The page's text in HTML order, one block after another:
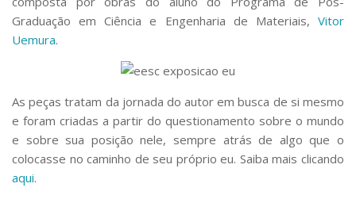
Linhas de Pesquisa
Centros, Núcleos e Projetos em Rede
Pós-doutorado
Iniciação Científica
Transferência de Tecnologia
Empresas Juniores
Extensão à Comunidade
Projetos, Programas e Cursos
Artes, Cultura e Esportes
Graduação em Ciência e Engenharia de Materiais, Vitor
Uemura.
As peças tratam da jornada do autor em busca de si mesmo
e foram criadas a partir do questionamento sobre o mundo
e sobre sua posição nele, sempre atrás de algo que o
colocasse no caminho de seu próprio eu. Saiba mais clicando
aqui.